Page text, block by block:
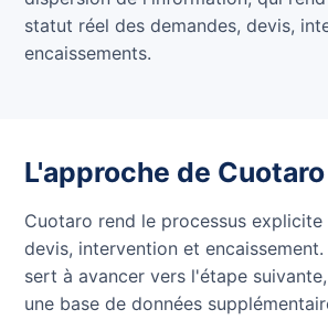
statut réel des demandes, devis,
encaissements.
L'approche de Cuotaro
Cuotaro rend le processus explicite
devis, intervention et
sert à avancer vers l'étape
une base de données